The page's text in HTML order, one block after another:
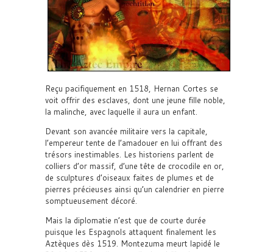
Reçu pacifiquement en 1518, Hernan Cortes se
voit offrir des esclaves, dont une jeune fille noble,
la malinche, avec laquelle il aura un enfant.
Devant son avancée militaire vers la capitale,
l’empereur tente de l’amadouer en lui offrant des
trésors inestimables. Les historiens parlent de
colliers d’or massif, d’une tête de crocodile en or,
de sculptures d’oiseaux faites de plumes et de
pierres précieuses ainsi qu’un calendrier en pierre
somptueusement décoré.
Mais la diplomatie n’est que de courte durée
puisque les Espagnols attaquent finalement les
Aztèques dès 1519. Montezuma meurt lapidé le